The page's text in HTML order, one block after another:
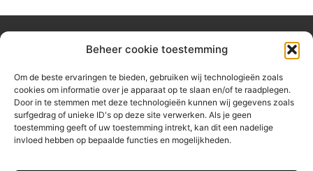
Beheer cookie toestemming
Om de beste ervaringen te bieden, gebruiken wij technologieën zoals
cookies om informatie over je apparaat op te slaan en/of te raadplegen.
Door in te stemmen met deze technologieën kunnen wij gegevens zoals
surfgedrag of unieke ID's op deze site verwerken. Als je geen
toestemming geeft of uw toestemming intrekt, kan dit een nadelige
invloed hebben op bepaalde functies en mogelijkheden.
Jouw gids voor inspiratie en tips uit het dagelijks leven.
Ontdek een brede verzameling blogs en artikelen die je helpen
om het meeste uit elke dag te halen, met praktische adviezen
en verrassende inzichten.
Bericht categorie